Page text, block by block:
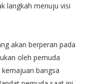
langkah menuju visi
akan berperan pada
oleh pemuda
bangsa